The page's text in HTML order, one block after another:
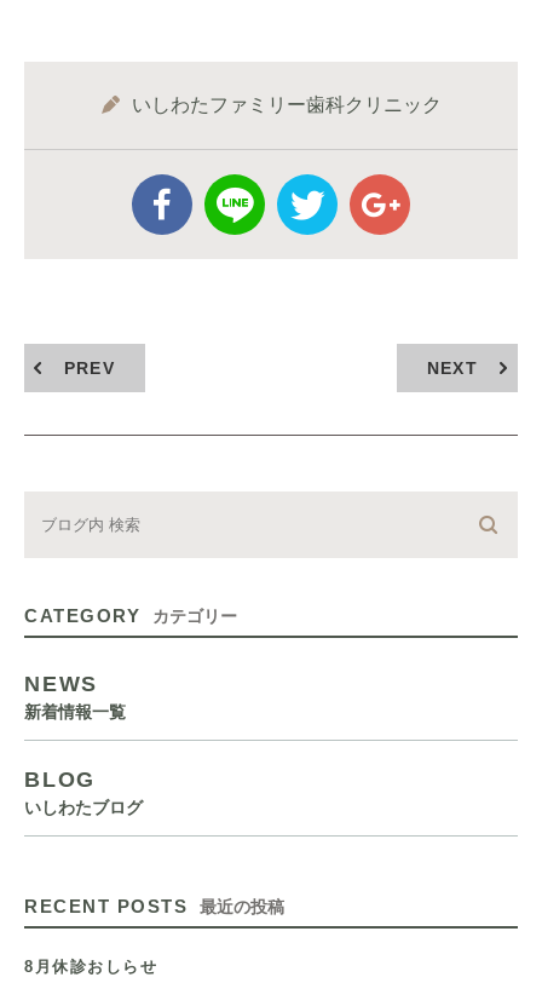
いしわたファミリー歯科クリニック
PREV NEXT
CATEGORY カテゴリー
NEWS
新着情報一覧
BLOG
いしわたブログ
RECENT POSTS 最近の投稿
8月休診おしらせ